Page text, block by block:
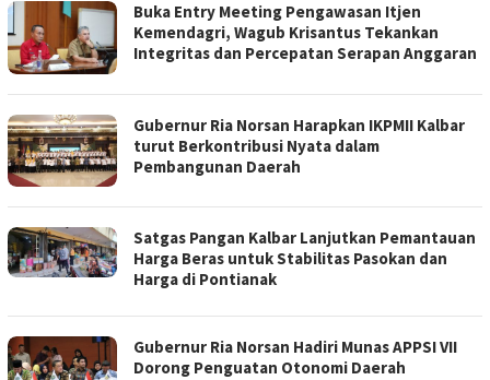
Buka Entry Meeting Pengawasan Itjen
Kemendagri, Wagub Krisantus Tekankan
Integritas dan Percepatan Serapan Anggaran
Gubernur Ria Norsan Harapkan IKPMII Kalbar
turut Berkontribusi Nyata dalam
Pembangunan Daerah
Satgas Pangan Kalbar Lanjutkan Pemantauan
Harga Beras untuk Stabilitas Pasokan dan
Harga di Pontianak
Gubernur Ria Norsan Hadiri Munas APPSI VII
Dorong Penguatan Otonomi Daerah